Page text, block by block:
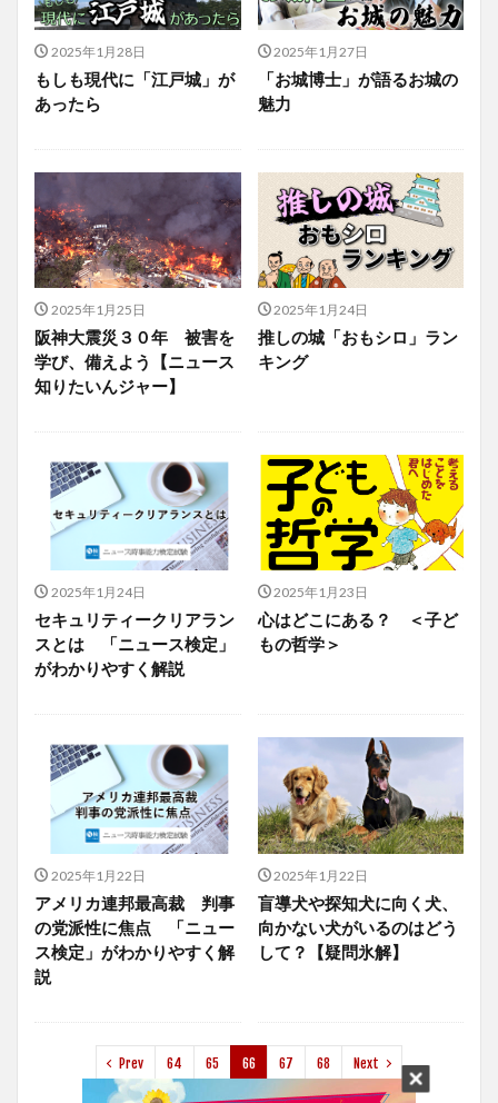
2025年1月28日
もしも現代に「江戸城」が
あったら
2025年1月27日
「お城博士」が語るお城の
魅力
2025年1月25日
阪神大震災３０年 被害を
学び、備えよう【ニュース
知りたいんジャー】
2025年1月24日
推しの城「おもシロ」ラン
キング
2025年1月24日
セキュリティークリアラン
スとは 「ニュース検定」
がわかりやすく解説
2025年1月23日
心はどこにある？ ＜子ど
もの哲学＞
2025年1月22日
アメリカ連邦最高裁 判事
の党派性に焦点 「ニュー
ス検定」がわかりやすく解
説
2025年1月22日
盲導犬や探知犬に向く犬、
向かない犬がいるのはどう
して？【疑問氷解】
Prev 64 65 66 67 68 Next